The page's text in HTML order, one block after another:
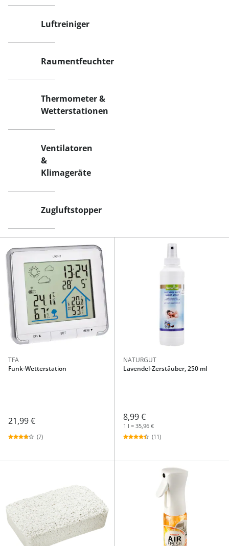
Luftreiniger
Raumentfeuchter
Thermometer &
Wetterstationen
Ventilatoren
&
Klimageräte
Zugluftstopper
TFA
Funk-Wetterstation
21,99 €
(7)
NATURGUT
Lavendel-Zerstäuber, 250 ml
8,99 €
1 l = 35,96 €
(11)